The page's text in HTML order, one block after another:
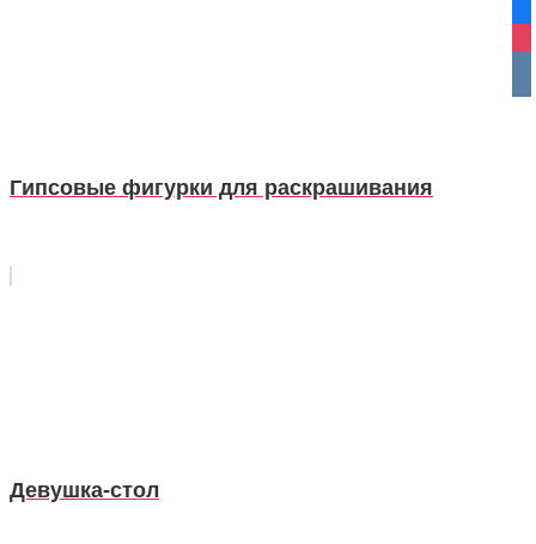
Гипсовые фигурки для раскрашивания
Девушка-стол